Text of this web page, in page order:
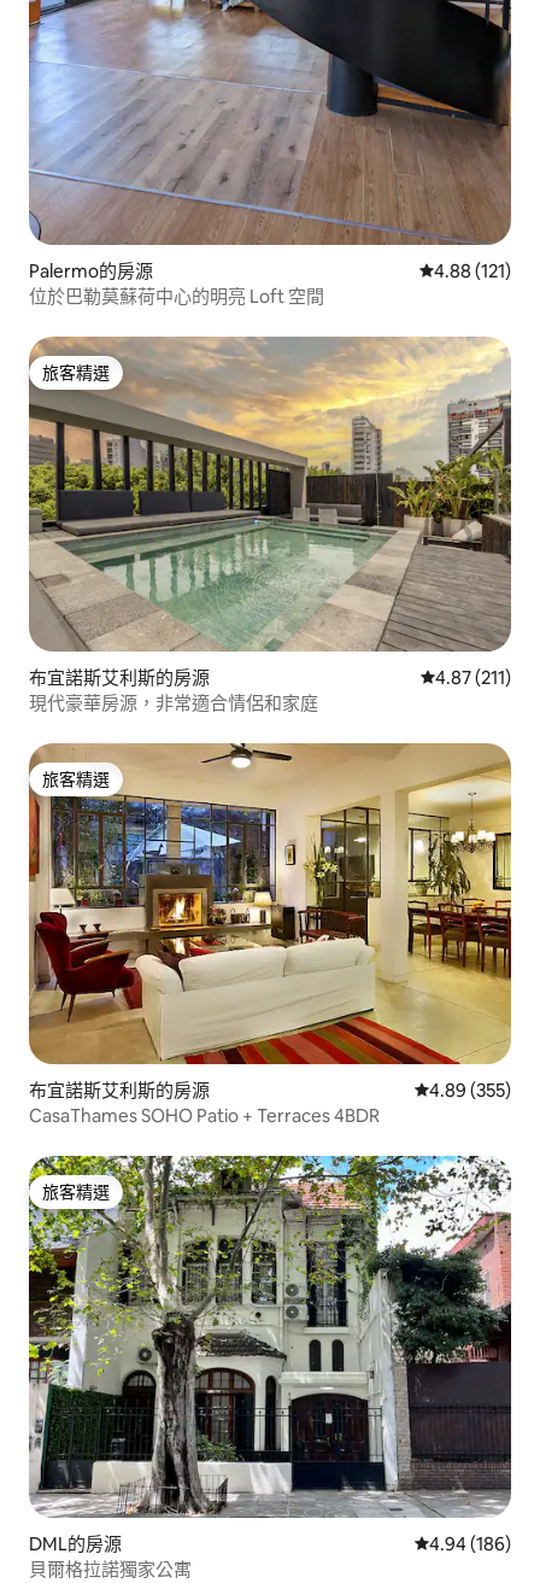
Palermo的房源 從 121 則評價
4.88 (121)
位於巴勒莫蘇荷中心的明亮 Loft 空間
旅客精選
旅客精選
布宜諾斯艾利斯的房源 從 211 則評價
4.87 (211)
現代豪華房源，非常適合情侶和家庭
旅客精選
旅客精選
布宜諾斯艾利斯的房源 從 355 則評價
4.89 (355)
CasaThames SOHO Patio + Terraces 4BDR
旅客精選
旅客精選
DML的房源 從 186 則評價
4.94 (186)
貝爾格拉諾獨家公寓